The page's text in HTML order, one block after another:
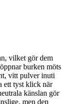
vilket gör dem
burken möts
vitt pulver inuti
ett tyst klick när
känslan gör
men den